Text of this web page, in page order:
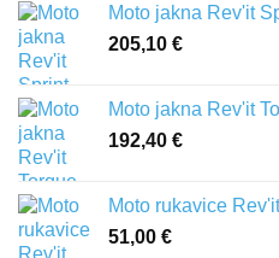
Moto jakna Rev'it
205,10 €
Moto jakna Rev'it
192,40 €
Moto rukavice
51,00 €